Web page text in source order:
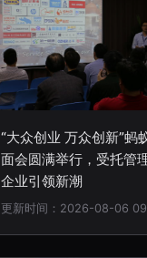
“大众创业 万众创新”蚂
面会圆满举行，受托管
企业引领新潮
更新时间：2026-08-06